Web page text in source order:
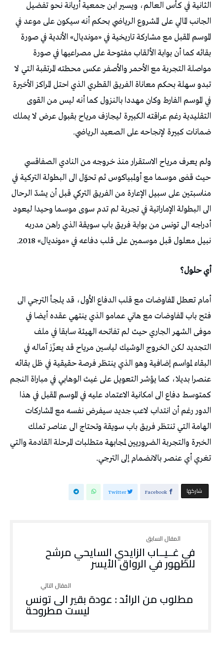
الثانية في كأس العالم، ويسير ابن جمعية أريانة نحو تفضيل
الجانب المالي على المشروع الرياضي بحكم أنه سيكون على موعد في
الموسم المقبل مع مشاركة تاريخية في «مونديال» الأندية في صورة
بقائه كما أن بوابة الألقاب مفتوحة على مصراعيها في صورة
مواصلة التجربة مع الأحمر والأصفر عكس محطته المرتقبة التي لا
تبدو سهلة بحكم معاناة الفريق القطري الذي احتل المراكز الأخيرة
في الموسم الفارط وكان مهددا بالنزول كما أنه ليس من القوى
التقليدية رغم عراقته الكبيرة ليجازف مرياح بقبول عرض لا يملك
ضمانات كبيرة لإنجاحه على الصعيد الرياضي.
ولم يعرف مرياح الاستقرار منذ خروجه من النادي الصفاقسي
حيث قضى موسما مع أولمبياكوس ثم تحوّل الى البطولة التركية في
مناسبتين على سبيل الإعارة من الفريق التركي قبل أن يشدّ الرحال
الى البطولة الإماراتية في تجربة لم تدم سوى موسما وحيدا ليعود
أدراجه الى تونس من بوابة فريق باب سويقة الذي راهن مدربه
نبيل معلول قبل موسمين على قلب دفاعه في «مونديال» 2018.
أي حلول؟
أمام تعطل المفاوضات مع قلب الدفاع الأول، قد يلجأ الترجي الى
فتح باب المفاوضات مع هاني عمامو الذي ينتهي عقده أيضا في
موفى الشهر الجاري حيث لم تفاتحه الهيئة سابقا في ملف
التجديد لكن الخروج الوشيك لياسين مرياح قد يعزّز آماله في
البقاء لمواسم إضافية وهو الذي ينتظر فرصة حقيقية في ظل بقائه
عنصرا بديلا، كما يؤشر التعويل على غيث الوهابي في مباراة النجم
كمتوسط دفاع الى امكانية الاعتماد عليه في الموسم المقبل في هذا
الدور رغم أن انتداب لاعب جديد سيفرض نفسه مع المشاركات
الهامة التي تنتظر فريق باب سويقة وتحتاج الى عناصر تملك
الخبرة والتجربة الضروريين لمجابهة متطلبات المرحلة القادمة والتي
تغري أي عنصر بالانضمام إلى الترجي.
‫‫ شاركها‬ Facebook
Twitter
في غــيــاب الزايدي السايحي مرشح
للظهور في الرواق الأيسر
مطلوب من الرائد : عودة بقير الى تونس
ليست مطروحة